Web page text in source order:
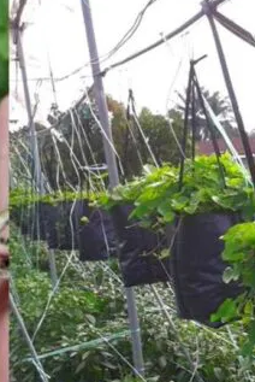
Buletin
Inspirasi
Bilik Air
Bilik Tidur
Ruang Makan
Ruang Tamu
Direktori
Interior Design
Landskap
DIY
Bilik Air